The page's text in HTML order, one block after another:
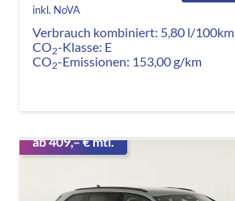
inkl. NoVA
Verbrauch kombiniert: 5,80 l/100km
CO2-Klasse: E
CO2-Emissionen: 153,00 g/km
ab 409,– € mtl.